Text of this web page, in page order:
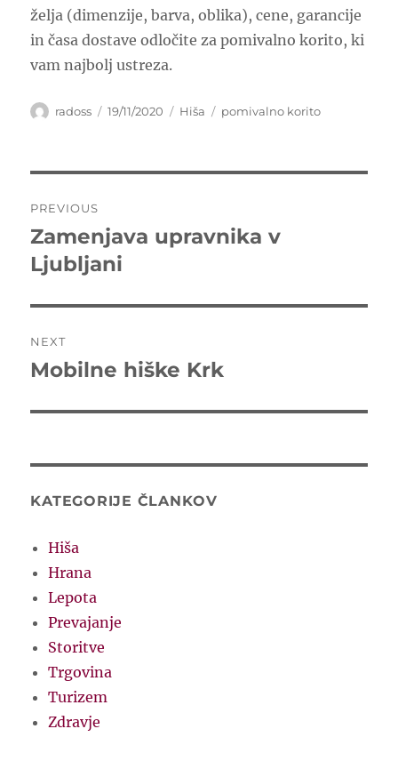
želja (dimenzije, barva, oblika), cene, garancije
in časa dostave odločite za pomivalno korito, ki
vam najbolj ustreza.
Author
radoss
Posted
19/11/2020 Categories
Hiša Tags
pomivalno korito
navigation
PREVIOUS
Previous
post:
Zamenjava upravnika v
Ljubljani
NEXT
Next
Mobilne hiške Krk
KATEGORIJE ČLANKOV
Hiša
Hrana
Lepota
Prevajanje
Storitve
Trgovina
Turizem
Zdravje